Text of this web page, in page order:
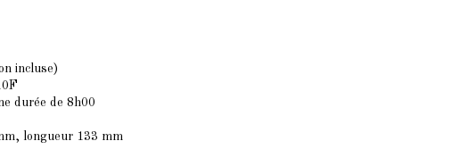
incluse)
durée de 8h00
longueur 133 mm